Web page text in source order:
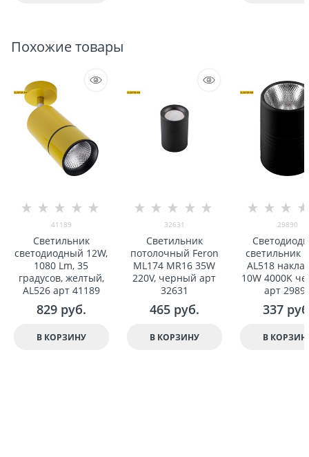
Похожие товары
41189
Светильник
светодиодный 12W,
1080 Lm, 35
градусов, желтый,
AL526 арт 41189
829 руб.
В КОРЗИНУ
32631
Светильник
потолочный Feron
ML174 MR16 35W
220V, черный арт
32631
465 руб.
В КОРЗИНУ
29890
светильник
AL518
10W 4000K
арт
337
В